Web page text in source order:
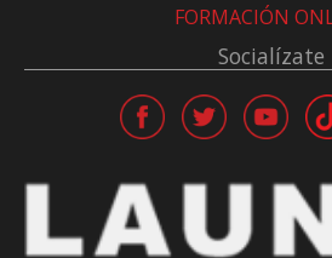
FORMACIÓN
Socialízate